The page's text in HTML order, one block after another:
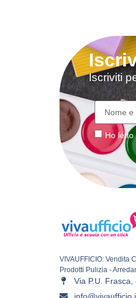
Iscriviti
Ho
VIVAUFFICIO: Vendita
Prodotti Pulizia -
Via P.U.